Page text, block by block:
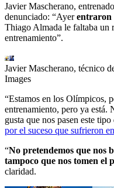
Javier Mascherano,
denunciado: “Ayerentraron
Thiago Almada le faltaba un
entrenamiento”.
Javier Mascherano, técnico
Images
“Estamos en los Olímpicos,
entrenamiento, pero ya está.
gusta que nos pasen este tipo
por el suceso que sufrieron
“No pretendemos que nos
tampoco que nos tomen el
claridad.